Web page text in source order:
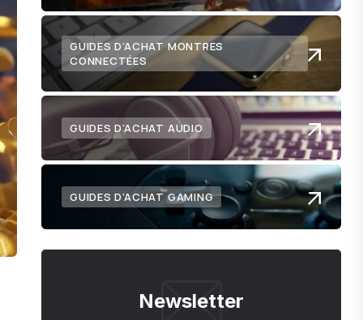
GUIDES D'ACHAT MONTRES
CONNECTÉES
GUIDES D'ACHAT AUDIO
GUIDES D'ACHAT GAMING
Newsletter